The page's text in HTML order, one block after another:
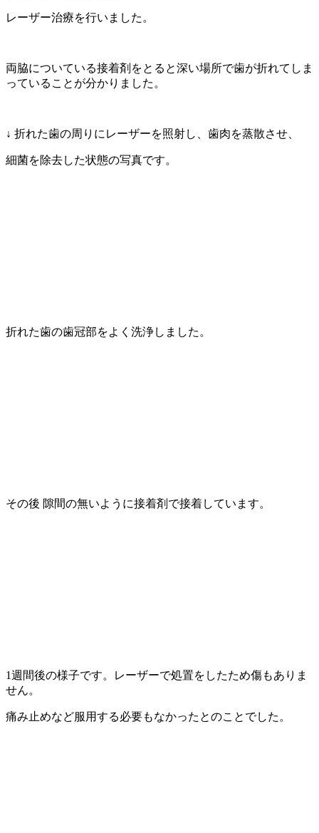
レーザー治療を行いました。
両脇についている接着剤をとると深い場所で歯が折れてしま
っていることが分かりました。
↓ 折れた歯の周りにレーザーを照射し、歯肉を蒸散させ、
細菌を除去した状態の写真です。
折れた歯の歯冠部をよく洗浄しました。
その後 隙間の無いように接着剤で接着しています。
1週間後の様子です。レーザーで処置をしたため傷もありま
せん。
痛み止めなど服用する必要もなかったとのことでした。